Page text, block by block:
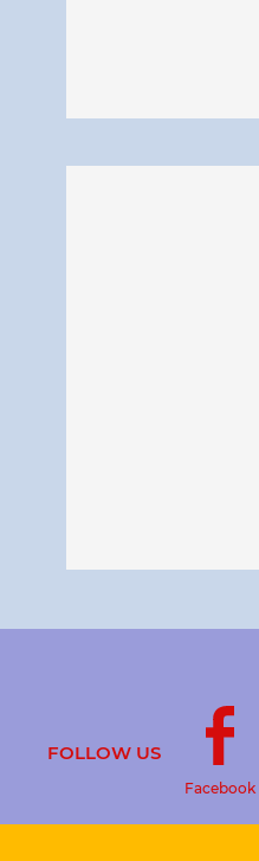
FOLLOW US
Facebook